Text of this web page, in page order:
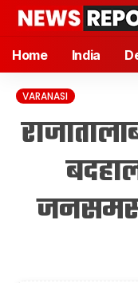
Home India
VARANASI